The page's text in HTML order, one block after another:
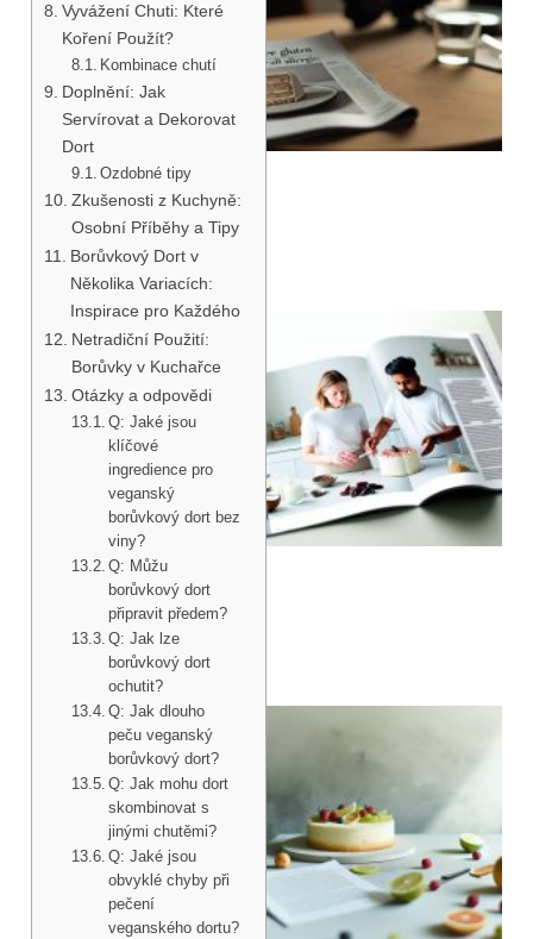
Vyvážení Chuti: Které
Koření Použít?
Kombinace chutí
Doplnění: Jak
Servírovat a Dekorovat
Dort
Ozdobné tipy
Zkušenosti z Kuchyně:
Osobní Příběhy a Tipy
Borůvkový Dort v
Několika Variacích:
Inspirace pro Každého
Netradiční Použití:
Borůvky v Kuchařce
Otázky a odpovědi
Q: Jaké jsou
klíčové
ingredience pro
veganský
borůvkový dort bez
viny?
Q: Můžu
borůvkový dort
připravit předem?
Q: Jak lze
borůvkový dort
ochutit?
Q: Jak dlouho
peču veganský
borůvkový dort?
Q: Jak mohu dort
skombinovat s
jinými chutěmi?
Q: Jaké jsou
obvyklé chyby při
pečení
veganského dortu?